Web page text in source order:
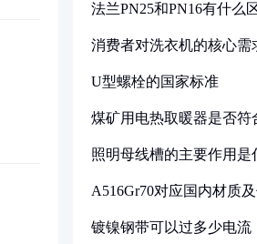
法兰PN25和PN16有什么
消费者对洗衣机的核心需
U型螺栓的国家标准
煤矿用电热取暖器是否符
照明母线槽的主要作用是
A516Gr70对应国内材质
镀镍钢带可以过多少电流